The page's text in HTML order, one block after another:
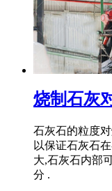
烧制石灰
石灰石的粒度
以保证石灰石
大,石灰石内部
分 .